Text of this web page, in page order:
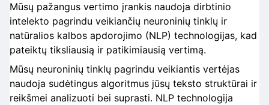
Mūsų pažangus vertimo įrankis naudoja dirbtinio
intelekto pagrindu veikiančių neuroninių tinklų ir
natūralios kalbos apdorojimo (NLP) technologijas, kad
pateiktų tiksliausią ir patikimiausią vertimą.
Mūsų neuroninių tinklų pagrindu veikiantis vertėjas
naudoja sudėtingus algoritmus jūsų teksto struktūrai ir
reikšmei analizuoti bei suprasti. NLP technologija